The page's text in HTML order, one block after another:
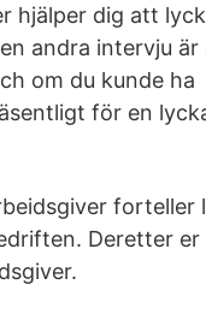
hjälper dig att
andra intervju är
om du kunde ha
för en
forteller
Deretter er